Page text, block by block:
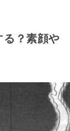
？素顔や